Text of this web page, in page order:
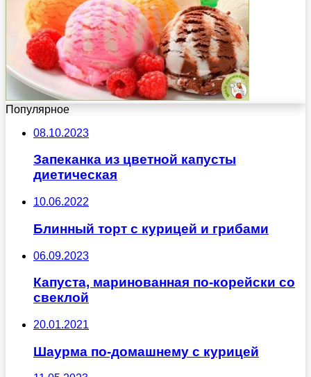
Популярное
08.10.2023
Запеканка из цветной капусты
диетическая
10.06.2022
Блинный торт с курицей и грибами
06.09.2023
Капуста, маринованная по-корейски со
свеклой
20.01.2021
Шаурма по-домашнему с курицей